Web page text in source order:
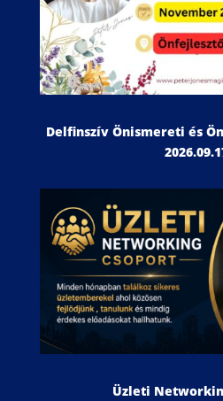
Delfinszív Önismereti és
Üzleti